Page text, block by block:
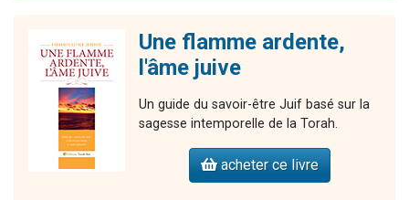
Une flamme ardente,
l'âme juive
Un guide du savoir-être Juif basé sur la
sagesse intemporelle de la Torah.
acheter ce livre